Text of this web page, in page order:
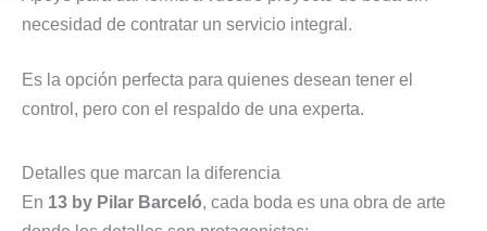
necesidad de contratar un servicio integral.
Es la opción perfecta para quienes desean tener el
control, pero con el respaldo de una experta.
Detalles que marcan la diferencia
En 13 by Pilar Barceló, cada boda es una obra de arte